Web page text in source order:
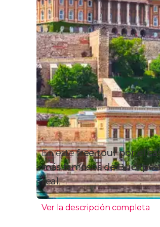
En estefree tour por el
más famosos de
real.
Ver la descripción completa